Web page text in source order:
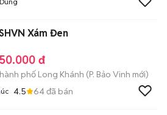
Xám Đen
đ
phố Long Khánh (P. Bảo Vinh mới)
4.5 64đã bán